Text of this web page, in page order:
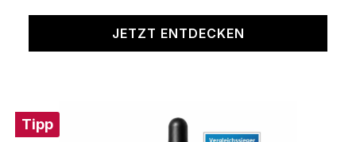
JETZT ENTDECKEN
Tipp